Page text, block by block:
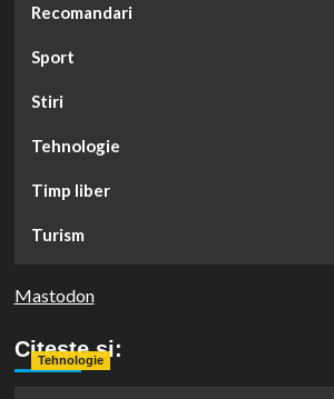
Recomandari
Sport
Stiri
Tehnologie
Timp liber
Turism
Mastodon
Citeste si:
Tehnologie